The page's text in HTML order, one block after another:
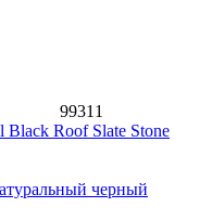
99311
черный